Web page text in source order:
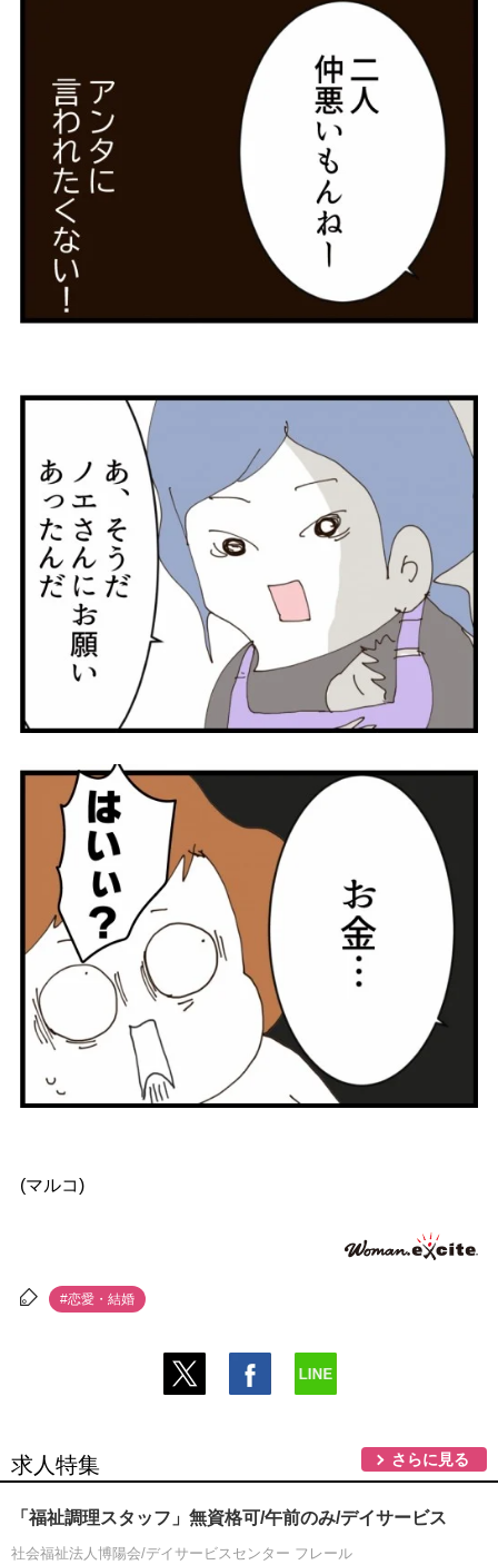
(マルコ)
#恋愛・結婚
求人特集 さらに見る
「福祉調理スタッフ」無資格可/午前のみ/デイサービス
社会福祉法人博陽会/デイサービスセンター フレール